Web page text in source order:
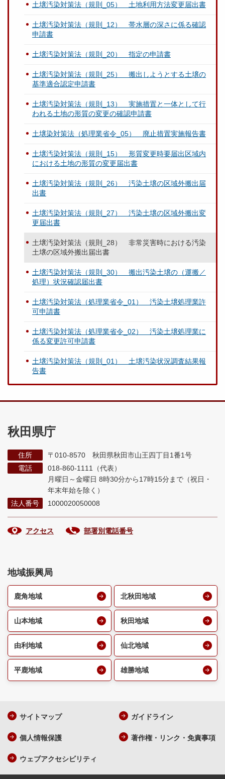
土壌汚染対策法（規則_05） 土地利用方法変更届出書
土壌汚染対策法（規則_12） 帯水層の深さに係る確認
申請書
土壌汚染対策法（規則_20） 指定の申請書
土壌汚染対策法（規則_25） 搬出しようとする土壌の
基準適合認定申請書
土壌汚染対策法（規則_13） 実施措置と一体として行
われる土地の形質の変更の確認申請書
土壌染対策法（処理業省令_05） 廃止措置実施報告書
土壌汚染対策法（規則_15） 形質変更時要届出区域内
における土地の形質の変更届出書
土壌汚染対策法（規則_26） 汚染土壌の区域外搬出届
出書
土壌汚染対策法（規則_27） 汚染土壌の区域外搬出変
更届出書
土壌汚染対策法（規則_28） 非常災害時における汚染
土壌の区域外搬出届出書
土壌汚染対策法（規則_30） 搬出汚染土壌の（運搬／
処理）状況確認届出書
土壌汚染対策法（処理業省令_01） 汚染土壌処理業許
可申請書
土壌汚染対策法（処理業省令_02） 汚染土壌処理業に
係る変更許可申請書
土壌汚染対策法（規則_01） 土壌汚染状況調査結果報
告書
秋田県庁
住所
〒010-8570 秋田県秋田市山王四丁目1番1号
電話
018-860-1111（代表）
月曜日～金曜日 8時30分から17時15分まで （祝日・
年末年始を除く）
法人番号
1000020050008
アクセス 部署別電話番号
地域振興局
鹿角地域 北秋田地域
山本地域 秋田地域
由利地域 仙北地域
平鹿地域 雄勝地域
サイトマップ ガイドライン
個人情報保護 著作権・リンク・免責事項
ウェブアクセシビリティ